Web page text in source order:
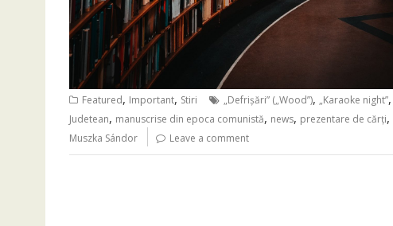
Featured, Important, Stiri „Defrișări” („Wood”), „Karaoke night”,
Judetean, manuscrise din epoca comunistă, news, prezentare de cărți,
Muszka Sándor
Leave a comment